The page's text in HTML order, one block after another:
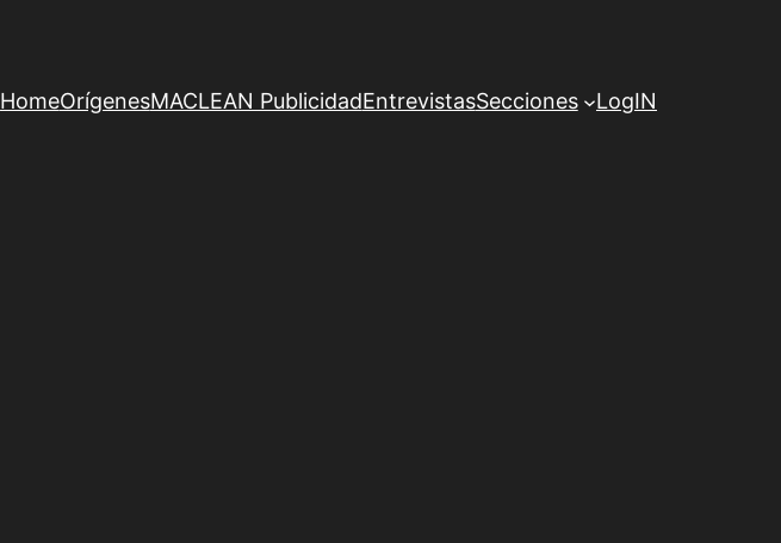
HomeOrígenesMACLEAN PublicidadEntrevistasSecciones LogIN